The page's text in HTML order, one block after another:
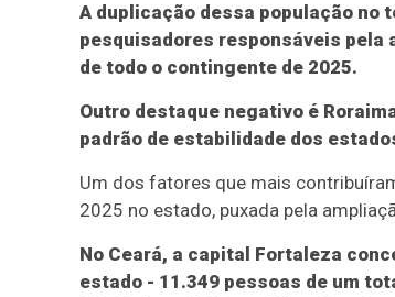
A duplicação dessa população
pesquisadores responsáveis pela
de todo o contingente de 2025.
Outro destaque negativo é
padrão de estabilidade dos
Um dos fatores que mais
2025 no estado, puxada pela
No Ceará, a capital Fortaleza
estado - 11.349 pessoas de um